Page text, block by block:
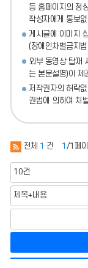
등 홈페이지의 정
작성자에게 통보
게시글에 이미지
(장애인차별금지
외부 동영상 탑재
는 본문설명)이 제
저작권자의 허락
권법에 의하여 처
전체 1 건 1 /1페이